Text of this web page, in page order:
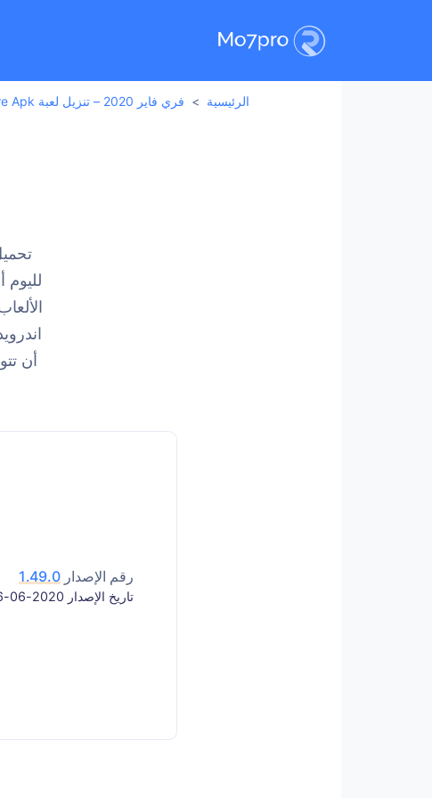
الرئيسية فري فاير 2020 – تنزيل لعبة Garena Free Fire Apk للاندرويد مجاناً
أن
رقم الإصدار 1.49.0
تاريخ الإصدار 2020-06-16